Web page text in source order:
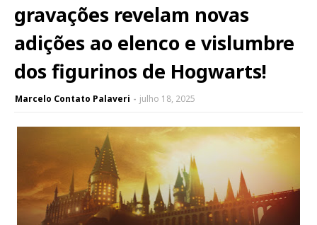
gravações revelam novas
adições ao elenco e vislumbre
dos figurinos de Hogwarts!
Marcelo Contato Palaveri julho 18, 2025